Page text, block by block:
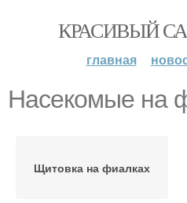
КРАСИВЫЙ
главная
Насекомые на
Щитовка на фиалках